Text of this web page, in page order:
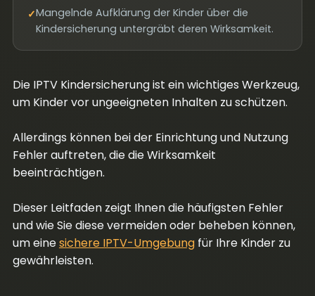
✓Mangelnde Aufklärung der Kinder über die
Kindersicherung untergräbt deren Wirksamkeit.
Die IPTV Kindersicherung ist ein wichtiges Werkzeug,
um Kinder vor ungeeigneten Inhalten zu schützen.
Allerdings können bei der Einrichtung und Nutzung
Fehler auftreten, die die Wirksamkeit
beeinträchtigen.
Dieser Leitfaden zeigt Ihnen die häufigsten Fehler
und wie Sie diese vermeiden oder beheben können,
um einesichere IPTV-Umgebungfür Ihre Kinder zu
gewährleisten.